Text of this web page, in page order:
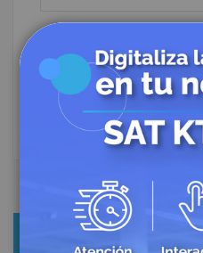
¿Olvidaste
NUEVO